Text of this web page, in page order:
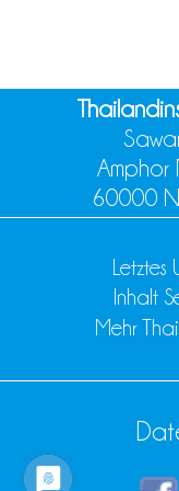
Amphor
60000
Inhalt
Mehr